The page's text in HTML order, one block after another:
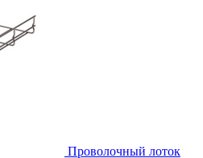
Проволочный лоток